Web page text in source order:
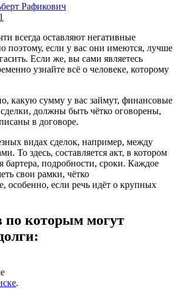
Рафикович
всегда оставляют негативные
поэтому, если у вас они имеются, лучше
Если же, вы сами являетесь
узнайте всё о человеке, которому
какую сумму у вас займут, финансовые
должны быть чётко оговорены,
в договоре.
видах сделок, например, между
То здесь, составляется акт, в котором
бартера, подробности, сроки. Каждое
свои рамки, чётко
особенно, если речь идёт о крупных
по которым могут
.